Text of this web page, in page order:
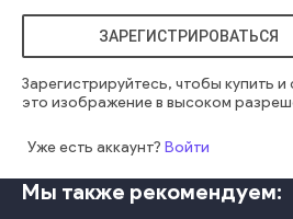
ЗАРЕГИСТРИРОВАТЬСЯ
Зарегистрируйтесь, чтобы купить и
это изображение в высоком
Уже есть аккаунт? Войти
Мы также рекомендуем: